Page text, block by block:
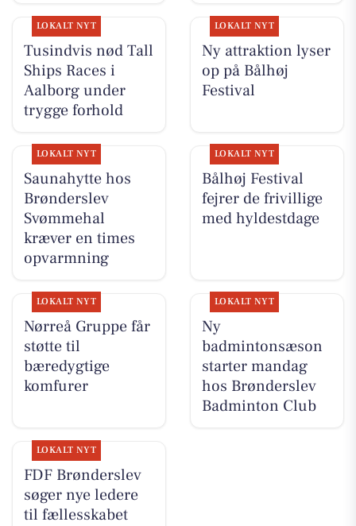
LOKALT NYT
Tusindvis nød Tall
Ships Races i
Aalborg under
trygge forhold
LOKALT NYT
Ny attraktion lyser
op på Bålhøj
Festival
LOKALT NYT
Saunahytte hos
Brønderslev
Svømmehal
kræver en times
opvarmning
LOKALT NYT
Bålhøj Festival
fejrer de frivillige
med hyldestdage
LOKALT NYT
Nørreå Gruppe får
støtte til
bæredygtige
komfurer
LOKALT NYT
Ny
badmintonsæson
starter mandag
hos Brønderslev
Badminton Club
LOKALT NYT
FDF Brønderslev
søger nye ledere
til fællesskabet